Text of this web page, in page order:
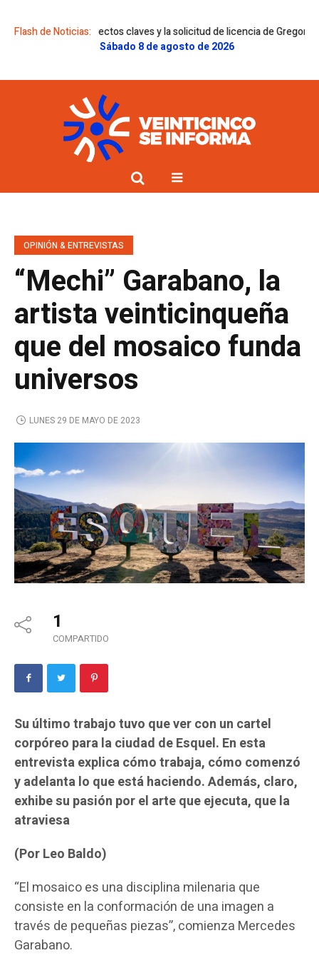
Flash de Noticias:
claves y la solicitud de licencia de Gregorini
Dolor en la
Sábado 8 de agosto de 2026
OPINIÓN & ENTREVISTAS
“Mechi” Garabano, la
artista veinticinqueña
que del mosaico funda
universos
LUNES 29 DE MAYO DE 2023
1
COMPARTIDO
Su último trabajo tuvo que ver con un cartel
corpóreo para la ciudad de Esquel. En esta
entrevista explica cómo trabaja, cómo comenzó
y adelanta lo que está haciendo. Además, claro,
exhibe su pasión por el arte que ejecuta, que la
atraviesa
(Por Leo Baldo)
“El mosaico es una disciplina milenaria que
consiste en la conformación de una imagen a
través de pequeñas piezas”, comienza Mercedes
Garabano.